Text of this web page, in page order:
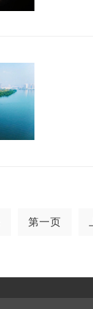
第一页